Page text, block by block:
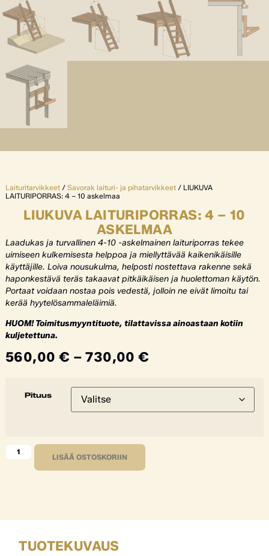
Laituritarvikkeet/ Savorak laituri- ja pihatarvikkeet/ LIUKUVA
LAITURIPORRAS: 4 – 10 askelmaa
LIUKUVA LAITURIPORRAS: 4 – 10
ASKELMAA
Laadukas ja turvallinen 4-10 -askelmainen laituriporras tekee
uimiseen kulkemisesta helppoa ja miellyttävää kaikenikäisille
käyttäjille. Loiva nousukulma, helposti nostettava rakenne sekä
haponkestävä teräs takaavat pitkäikäisen ja huolettoman käytön.
Portaat voidaan nostaa pois vedestä, jolloin ne eivät limoitu tai
kerää hyytelösammaleläimiä.
HUOM! Toimitusmyyntituote, tilattavissa ainoastaan kotiin
kuljetettuna.
560,00 € – 730,00€
Pituus
LISÄÄ OSTOSKORIIN
TUOTEKUVAUS